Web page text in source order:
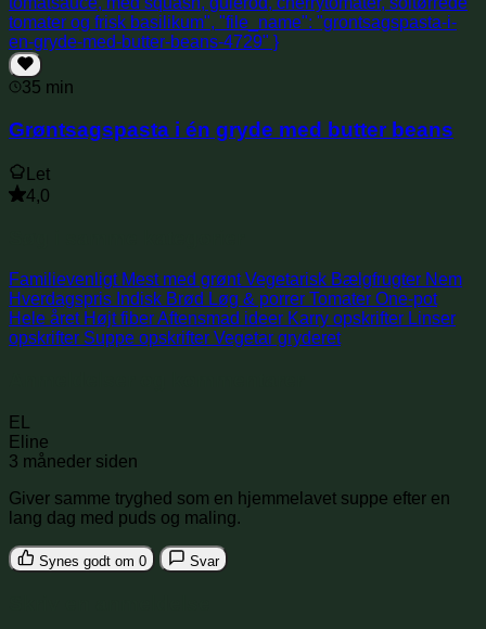
35 min
Grøntsagspasta i én gryde med butter beans
Let
4,0
Familievenligt Mest med grønt Vegetarisk Bælgfrugter Nem
Hverdagspris Indisk Brød Løg & porrer Tomater One-pot
Hele året Højt fiberAftensmad ideer Karry opskrifter Linser
opskrifter Suppe opskrifter Vegetar gryderet
EL
Eline
3 måneder siden
Giver samme tryghed som en hjemmelavet suppe efter en
lang dag med puds og maling.
Synes godt om 0 Svar